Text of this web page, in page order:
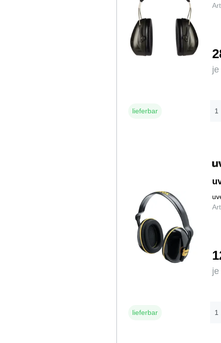
lieferbar
lieferbar